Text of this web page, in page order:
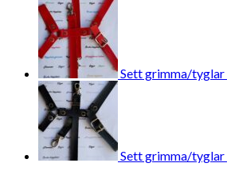
Sett grimma/tyglar
Sett grimma/tyglar